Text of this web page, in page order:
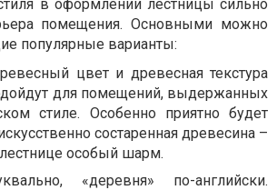
в оформлении лестницы сильно
помещения. Основными можно
популярные варианты:
цвет и древесная текстура
для помещений, выдержанных
стиле. Особенно приятно будет
состаренная древесина –
лестнице особый шарм.
«деревня» по-английски.